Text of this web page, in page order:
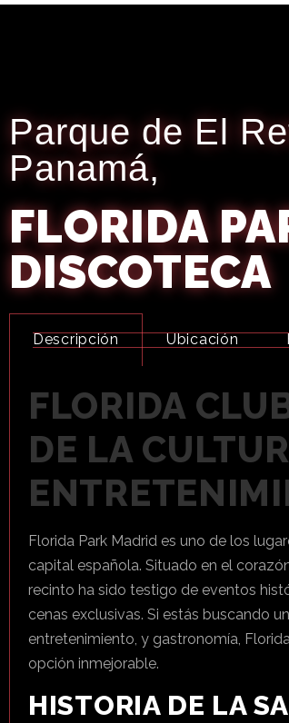
Parque de El
Panamá,
FLORIDA
DISCOTECA
Descripción Ubicación
FLORIDA
DE LA
Florida Park Madrid es uno de los
capital española. Situado en el
recinto ha sido testigo de eventos
cenas exclusivas. Si estás buscando
entretenimiento, y gastronomía,
opción inmejorable.
HISTORIA DE LA